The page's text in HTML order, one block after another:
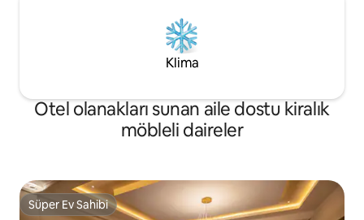
Klima
Otel olanakları sunan aile dostu kiralık
möbleli daireler
Süper Ev Sahibi
Süper Ev Sahibi